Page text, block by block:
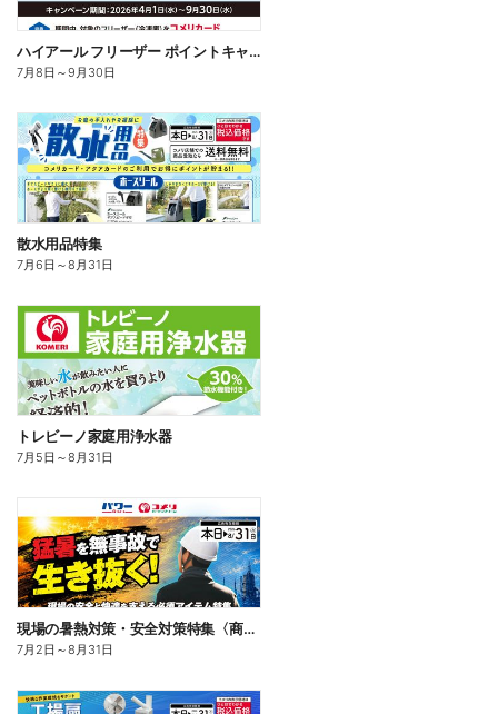
ハイアール フリーザー ポイントキャンペーン
7月8日 ～9月30日
散水用品特集
7月6日 ～8月31日
トレビーノ家庭用浄水器
7月5日 ～8月31日
現場の暑熱対策・安全対策特集〈商品一例〉
7月2日 ～8月31日